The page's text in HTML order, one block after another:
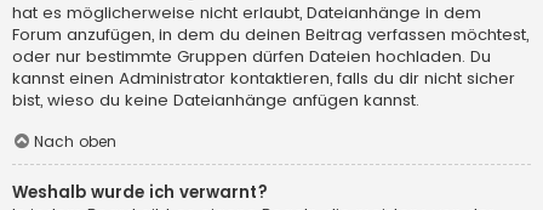
hat es möglicherweise nicht erlaubt, Dateianhänge in dem
Forum anzufügen, in dem du deinen Beitrag verfassen möchtest,
oder nur bestimmte Gruppen dürfen Dateien hochladen. Du
kannst einen Administrator kontaktieren, falls du dir nicht sicher
bist, wieso du keine Dateianhänge anfügen kannst.
Nach oben
Weshalb wurde ich verwarnt?